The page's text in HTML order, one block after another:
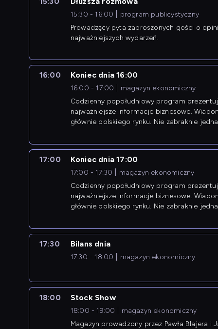
15:30 - 16:00
program publicystyczny
Prowadzący pyta zaproszonych gości o
najważniejszych wydarzeń.
16:00 Koniec dnia 16:00
16:00 - 17:00
magazyn ekonomiczny
Codzienny popołudniowy program
najważniejsze informacje biznesowe.
głównie polskiego rynku. Nie zabraknie
17:00 Koniec dnia 17:00
17:00 - 17:30
magazyn ekonomiczny
Codzienny popołudniowy program
najważniejsze informacje biznesowe.
głównie polskiego rynku. Nie zabraknie
17:30 Bilans dnia
17:30 - 18:00 magazyn ekonomiczny
18:00 Stock Show
18:00 - 19:00
magazyn ekonomiczny
Magazyn prowadzony przez Pawła Blajera i